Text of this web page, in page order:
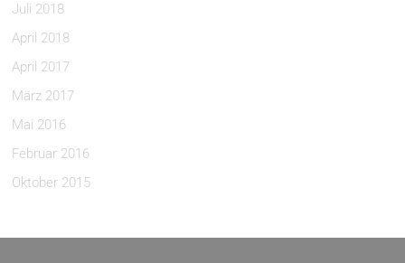
Juli 2018
April 2018
April 2017
März 2017
Mai 2016
Februar 2016
Oktober 2015